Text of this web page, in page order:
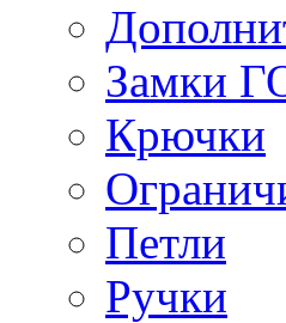
Замки
Крючки
Петли
Ручки